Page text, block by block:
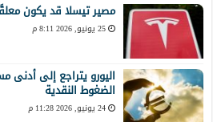
مصير تيسلا قد يكون
25 يونيو, 2026 8:11 م
اليورو يتراجع إلى
الضغوط النقدية
24 يونيو, 2026 11:28 م